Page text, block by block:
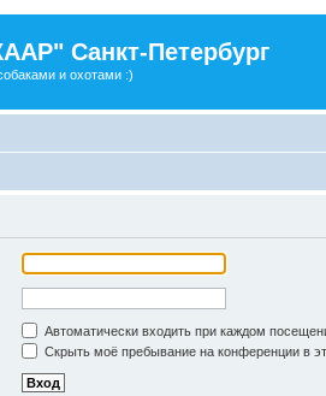
Санкт-Петербург
и охотами :)
Автоматически входить при каждом
Скрыть моё пребывание на конференции в